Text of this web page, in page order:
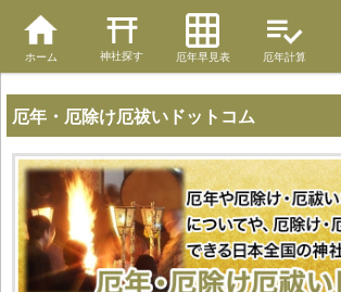
ホーム 神社探す 厄年早見表 厄年計算
厄年・厄除け厄祓いドットコム